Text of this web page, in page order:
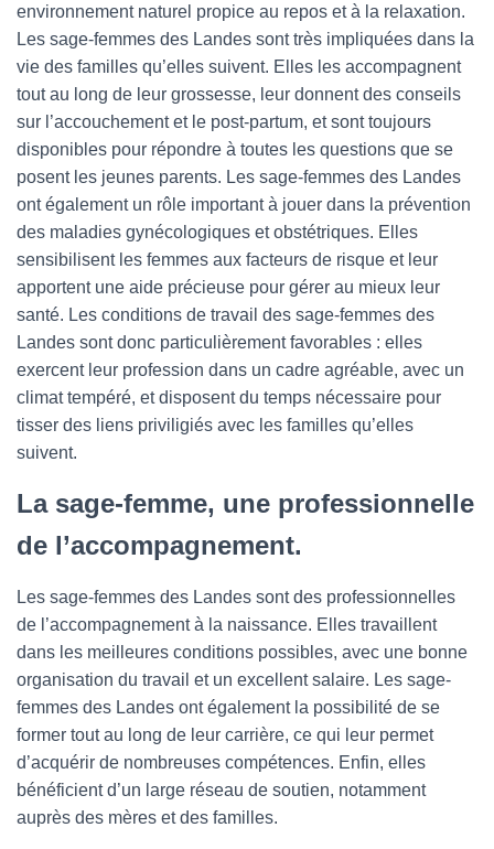
environnement naturel propice au repos et à la relaxation.
Les sage-femmes des Landes sont très impliquées dans la
vie des familles qu’elles suivent. Elles les accompagnent
tout au long de leur grossesse, leur donnent des conseils
sur l’accouchement et le post-partum, et sont toujours
disponibles pour répondre à toutes les questions que se
posent les jeunes parents. Les sage-femmes des Landes
ont également un rôle important à jouer dans la prévention
des maladies gynécologiques et obstétriques. Elles
sensibilisent les femmes aux facteurs de risque et leur
apportent une aide précieuse pour gérer au mieux leur
santé. Les conditions de travail des sage-femmes des
Landes sont donc particulièrement favorables : elles
exercent leur profession dans un cadre agréable, avec un
climat tempéré, et disposent du temps nécessaire pour
tisser des liens priviligiés avec les familles qu’elles
suivent.
La sage-femme, une professionnelle
de l’accompagnement.
Les sage-femmes des Landes sont des professionnelles
de l’accompagnement à la naissance. Elles travaillent
dans les meilleures conditions possibles, avec une bonne
organisation du travail et un excellent salaire. Les sage-
femmes des Landes ont également la possibilité de se
former tout au long de leur carrière, ce qui leur permet
d’acquérir de nombreuses compétences. Enfin, elles
bénéficient d’un large réseau de soutien, notamment
auprès des mères et des familles.